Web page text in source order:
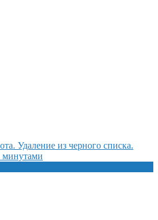
Удаление из черного списка.
минутами